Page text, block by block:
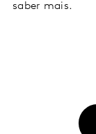
saber mais.